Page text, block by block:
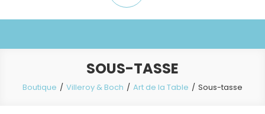
SOUS-TASSE
Boutique Villeroy & Boch Art de la Table Sous-tasse